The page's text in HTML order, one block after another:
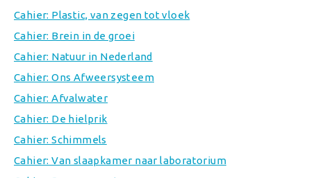
Cahier: Plastic, van zegen tot vloek
Cahier: Brein in de groei
Cahier: Natuur in Nederland
Cahier: Ons Afweersysteem
Cahier: Afvalwater
Cahier: De hielprik
Cahier: Schimmels
Cahier: Van slaapkamer naar laboratorium